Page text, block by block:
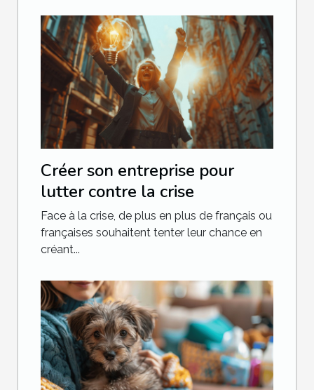
Créer son entreprise pour
lutter contre la crise
Face à la crise, de plus en plus de français ou
françaises souhaitent tenter leur chance en
créant...